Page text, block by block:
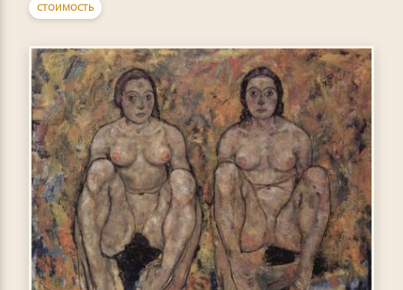
СТОИМОСТЬ